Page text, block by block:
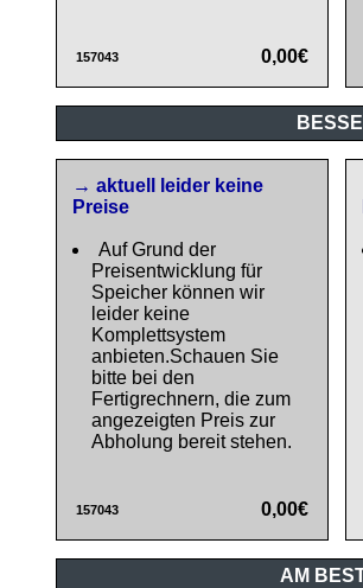
157043 0,00€
→ aktuell leider keine
Preise
Auf Grund der
Preisentwicklung für
Speicher können wir
leider keine
Komplettsystem
anbieten.Schauen Sie
bitte bei den
Fertigrechnern, die zum
angezeigten Preis zur
Abholung bereit stehen.
157043 0,00€
AM